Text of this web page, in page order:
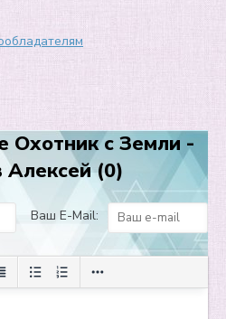
Охотник с Земли -
Алексей (0)
Ваш E-Mail: